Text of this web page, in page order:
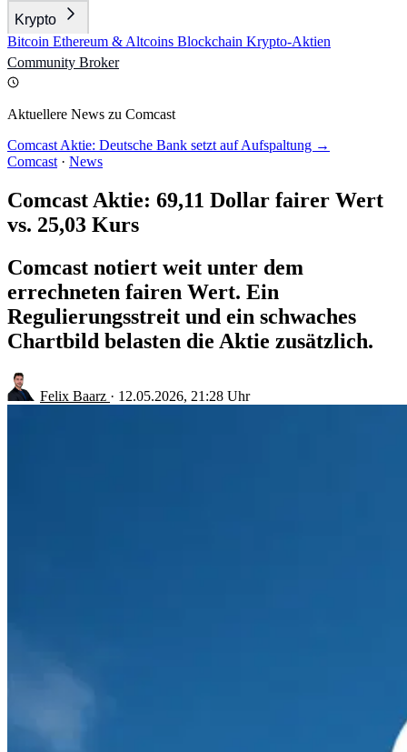
Krypto
Bitcoin Ethereum & Altcoins Blockchain Krypto-Aktien
Community Broker
Aktuellere News zu Comcast
Comcast Aktie: Deutsche Bank setzt auf Aufspaltung →
Comcast · News
Comcast Aktie: 69,11 Dollar fairer Wert
vs. 25,03 Kurs
Comcast notiert weit unter dem
errechneten fairen Wert. Ein
Regulierungsstreit und ein schwaches
Chartbild belasten die Aktie zusätzlich.
Felix Baarz · 12.05.2026, 21:28 Uhr